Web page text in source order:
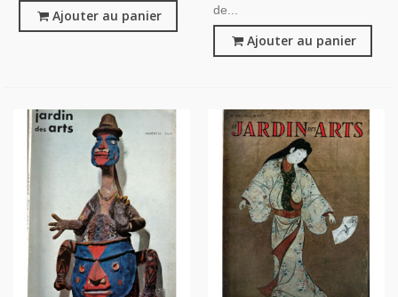
Ajouter au panier
de...
Ajouter au panier